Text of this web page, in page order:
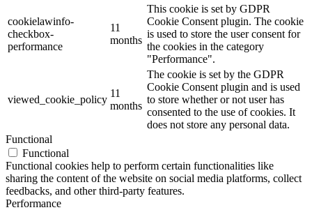
cookielawinfo-
checkbox-
performance
11
months
This cookie is set by GDPR
Cookie Consent plugin. The cookie
is used to store the user consent for
the cookies in the category
"Performance".
viewed_cookie_policy
11
months
The cookie is set by the GDPR
Cookie Consent plugin and is used
to store whether or not user has
consented to the use of cookies. It
does not store any personal data.
Functional
Functional
Functional cookies help to perform certain functionalities like
sharing the content of the website on social media platforms, collect
feedbacks, and other third-party features.
Performance